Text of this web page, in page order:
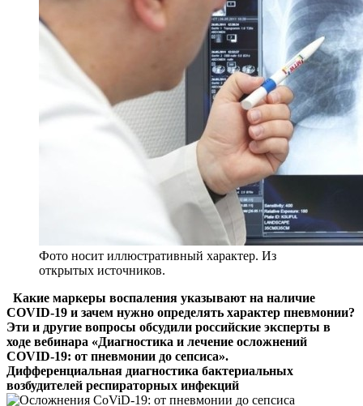
Фото носит иллюстративный характер. Из
открытых источников.
Какие маркеры воспаления указывают на наличие
COVID-19 и зачем нужно определять характер пневмонии?
Эти и другие вопросы обсудили российские эксперты в
ходе вебинара «Диагностика и лечение осложнений
COVID-19: от пневмонии до сепсиса».
Дифференциальная диагностика бактериальных
возбудителей респираторных инфекций